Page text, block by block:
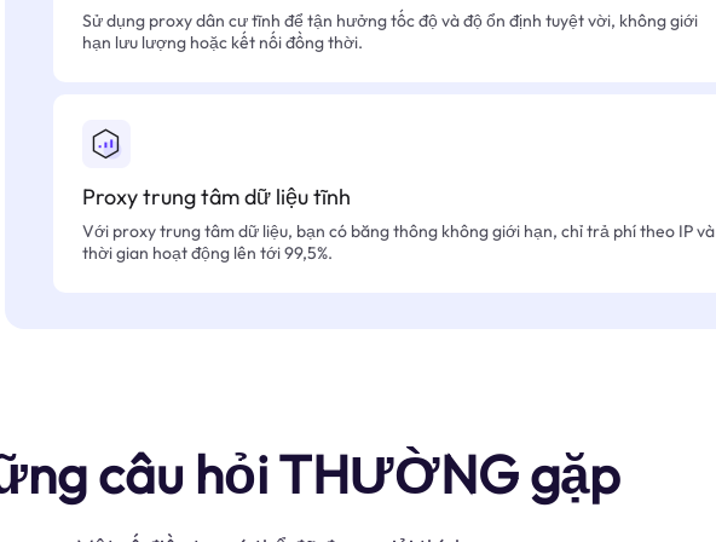
Sử dụng proxy dân cư tĩnh để tận hưởng tốc độ và độ ổn định tuyệt vời, không giới
hạn lưu lượng hoặc kết nối đồng thời.
Proxy trung tâm dữ liệu tĩnh
Với proxy trung tâm dữ liệu, bạn có băng thông không giới hạn, chỉ trả phí theo IP và
thời gian hoạt động lên tới 99,5%.
câu hỏi THƯỜNG gặp